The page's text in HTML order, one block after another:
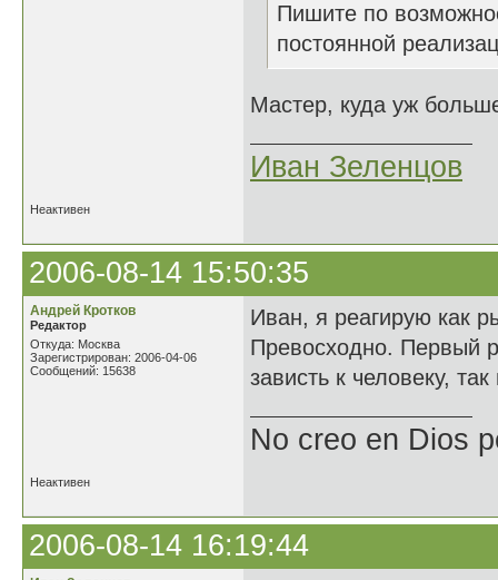
Пишите по
постоянной
Мастер, куда уж
Иван Зеленцов
Неактивен
2006-08-14 15:50:35
Андрей Кротков
Редактор
Откуда: Москва
Зарегистрирован: 2006-04-06
Сообщений: 15638
Иван, я реагирую как
Превосходно. Первый
зависть к человеку,
No creo en Dios
Неактивен
2006-08-14 16:19:44